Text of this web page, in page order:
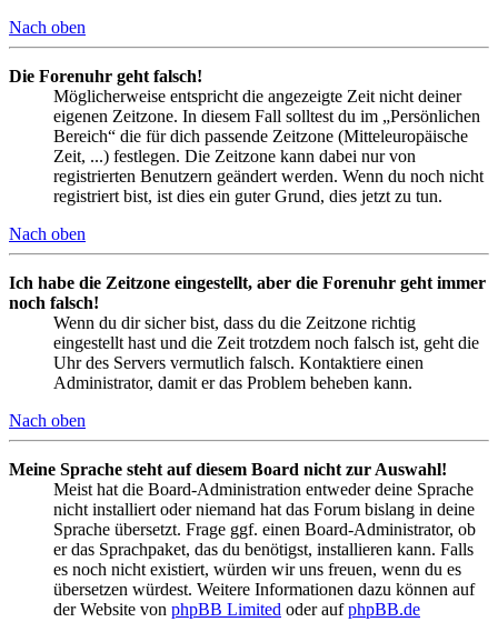
Nach oben
Die Forenuhr geht falsch!
Möglicherweise entspricht die angezeigte Zeit nicht deiner
eigenen Zeitzone. In diesem Fall solltest du im „Persönlichen
Bereich“ die für dich passende Zeitzone (Mitteleuropäische
Zeit, ...) festlegen. Die Zeitzone kann dabei nur von
registrierten Benutzern geändert werden. Wenn du noch nicht
registriert bist, ist dies ein guter Grund, dies jetzt zu tun.
Nach oben
Ich habe die Zeitzone eingestellt, aber die Forenuhr geht immer
noch falsch!
Wenn du dir sicher bist, dass du die Zeitzone richtig
eingestellt hast und die Zeit trotzdem noch falsch ist, geht die
Uhr des Servers vermutlich falsch. Kontaktiere einen
Administrator, damit er das Problem beheben kann.
Nach oben
Meine Sprache steht auf diesem Board nicht zur Auswahl!
Meist hat die Board-Administration entweder deine Sprache
nicht installiert oder niemand hat das Forum bislang in deine
Sprache übersetzt. Frage ggf. einen Board-Administrator, ob
er das Sprachpaket, das du benötigst, installieren kann. Falls
es noch nicht existiert, würden wir uns freuen, wenn du es
übersetzen würdest. Weitere Informationen dazu können auf
der Website von phpBB Limited oder aufphpBB.de